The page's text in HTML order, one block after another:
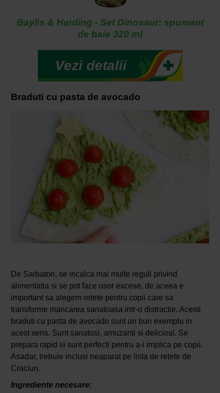
Baylis & Harding - Set Dinosaur: spumant
de baie 320 ml
Vezi detalii
Braduti cu pasta de avocado
De Sarbatori, se incalca mai multe reguli privind
alimentatia si se pot face usor excese, de aceea e
important sa alegem retete pentru copii care sa
transforme mancarea sanatoasa intr-o distractie. Acesti
braduti cu pasta de avocado sunt un bun exemplu in
acest sens. Sunt sanatosi, amuzanti si deliciosi. Se
prepara rapid si sunt perfecti pentru a-i implica pe copii.
Asadar, trebuie inclusi neaparat pe lista de retete de
Craciun.
Ingrediente necesare: